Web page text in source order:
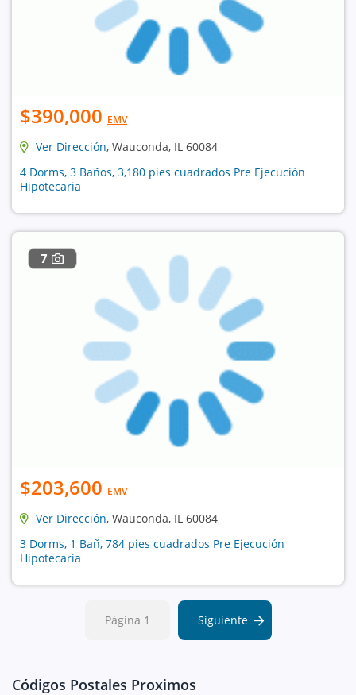
$390,000 EMV
Ver Dirección, Wauconda, IL 60084
4 Dorms, 3 Baños, 3,180 pies cuadrados Pre Ejecución
Hipotecaria
7
$203,600 EMV
Ver Dirección, Wauconda, IL 60084
3 Dorms, 1 Bañ, 784 pies cuadrados Pre Ejecución
Hipotecaria
Página 1 Siguiente
Códigos Postales Proximos